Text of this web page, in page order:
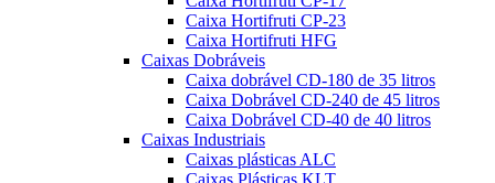
Caixa Hortifruti CP-23
Caixa Hortifruti HFG
Caixas Dobráveis
Caixa dobrável CD-180 de 35 litros
Caixa Dobrável CD-240 de 45 litros
Caixa Dobrável CD-40 de 40 litros
Caixas Industriais
Caixas plásticas ALC
Caixas Plásticas KLT